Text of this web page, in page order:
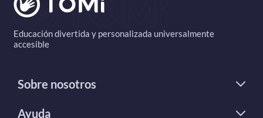
Educación divertida y personalizada universalmente
accesible
Sobre nosotros
Ayuda